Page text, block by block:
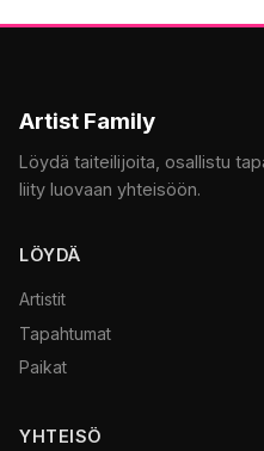
Artist Family
Löydä taiteilijoita, osallistu
liity luovaan yhteisöön.
LÖYDÄ
Artistit
Tapahtumat
Paikat
YHTEISÖ